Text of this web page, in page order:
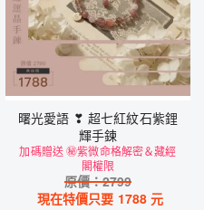
曙光愛語 ❣ 超七紅紋石紫鋰
輝手鍊
加碼贈送 ㊙紫微命格解密＆藏經
閣權限
原價：2799
現在特價只要 1788 元